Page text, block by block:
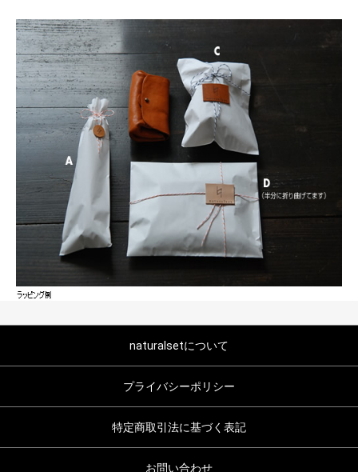
naturalsetについて
プライバシーポリシー
特定商取引法に基づく表記
お問い合わせ